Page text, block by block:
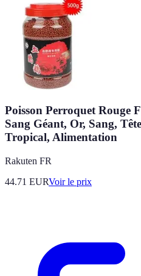
Poisson Perroquet Rouge
Sang Géant, Or, Sang,
Tropical, Alimentation
Rakuten FR
44.71 EURVoir le prix